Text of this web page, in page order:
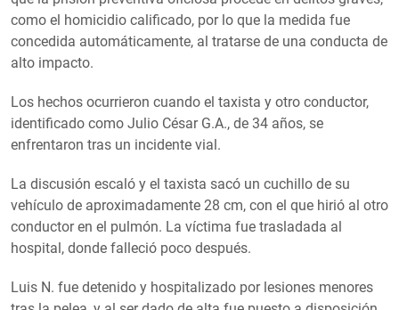
como el homicidio calificado, por lo que la medida fue
concedida automáticamente, al tratarse de una conducta de
alto impacto.
Los hechos ocurrieron cuando el taxista y otro conductor,
identificado como Julio César G.A., de 34 años, se
enfrentaron tras un incidente vial.
La discusión escaló y el taxista sacó un cuchillo de su
vehículo de aproximadamente 28 cm, con el que hirió al otro
conductor en el pulmón. La víctima fue trasladada al
hospital, donde falleció poco después.
Luis N. fue detenido y hospitalizado por lesiones menores